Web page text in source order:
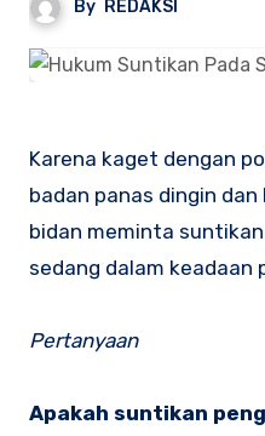
By REDAKSI
Karena kaget dengan pola hidup baru yang mereka jalani pada bulan Ramadhan, bnyak orang yang sakit demam, maag,
badan panas dingin
bidan meminta
sedang dalam keadaan
Pertanyaan
Apakah suntikan